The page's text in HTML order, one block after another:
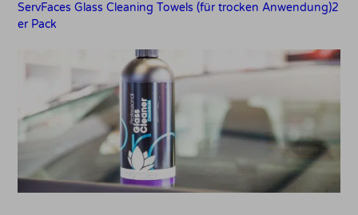
ServFaces Glass Cleaning Towels (für trocken Anwendung)2
er Pack